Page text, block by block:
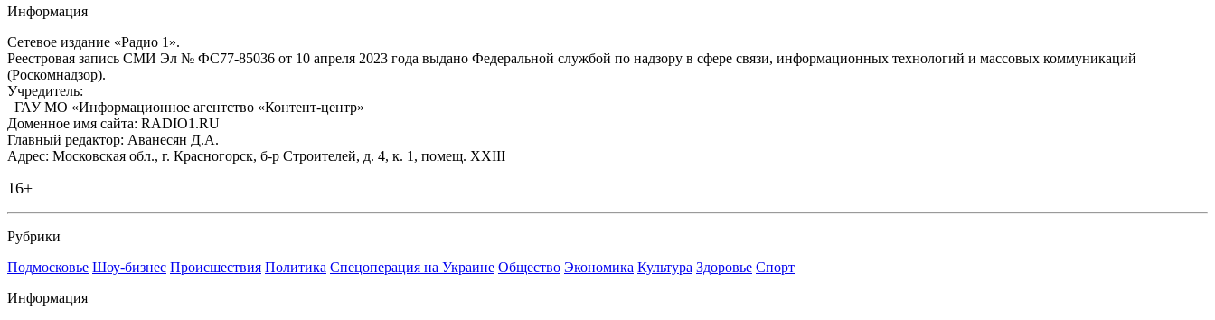
Информация
Сетевое издание «Радио 1».
Реестровая запись СМИ Эл № ФС77-85036 от 10 апреля 2023 года выдано Федеральной службой по надзору в сфере связи, информационных технологий и массовых коммуникаций
(Роскомнадзор).
Учредитель:
ГАУ МО «Информационное агентство «Контент-центр»
Доменное имя сайта: RADIO1.RU
Главный редактор: Аванесян Д.А.
Адрес: Московская обл., г. Красногорск, б-р Строителей, д. 4, к. 1, помещ. XXIII
16+
Рубрики
Подмосковье Шоу-бизнес Происшествия Политика Спецоперация на Украине Общество Экономика Культура Здоровье Спорт
Информация